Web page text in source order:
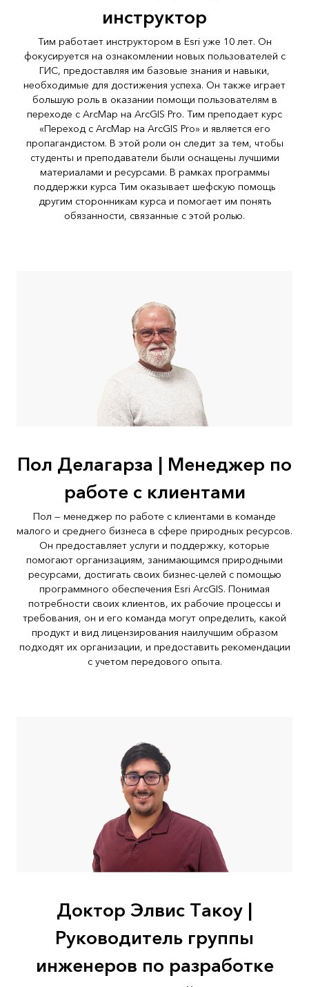
инструктор
Тим работает инструктором в Esri уже 10 лет. Он
фокусируется на ознакомлении новых пользователей с
ГИС, предоставляя им базовые знания и навыки,
необходимые для достижения успеха. Он также играет
большую роль в оказании помощи пользователям в
переходе с ArcMap на ArcGIS Pro. Тим преподает курс
«Переход с ArcMap на ArcGIS Pro» и является его
пропагандистом. В этой роли он следит за тем, чтобы
студенты и преподаватели были оснащены лучшими
материалами и ресурсами. В рамках программы
поддержки курса Тим оказывает шефскую помощь
другим сторонникам курса и помогает им понять
обязанности, связанные с этой ролью.
Пол Делагарза | Менеджер по
работе с клиентами
Пол — менеджер по работе с клиентами в команде
малого и среднего бизнеса в сфере природных ресурсов.
Он предоставляет услуги и поддержку, которые
помогают организациям, занимающимся природными
ресурсами, достигать своих бизнес-целей с помощью
программного обеспечения Esri ArcGIS. Понимая
потребности своих клиентов, их рабочие процессы и
требования, он и его команда могут определить, какой
продукт и вид лицензирования наилучшим образом
подходят их организации, и предоставить рекомендации
с учетом передового опыта.
Доктор Элвис Такоу |
Руководитель группы
инженеров по разработке